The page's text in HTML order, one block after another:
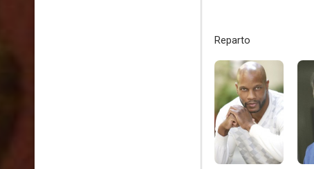
Reparto